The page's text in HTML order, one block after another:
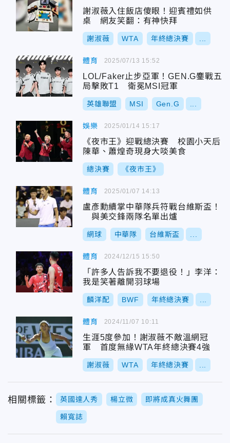
謝淑薇入住飯店傻眼！迎賓禮如供
桌 網友笑翻：有神快拜
謝淑薇 WTA 年終總決賽
體育
LOL/Faker止步亞軍！GEN.G鏖戰五
局擊敗T1 衛冕MSI冠軍
英雄聯盟 MSI Gen.G
2025/07/13 15:52
娛樂
《夜市王》迎戰總決賽 校園小天后
陳華、蕭煌奇現身大啖美食
總決賽 《夜市王》
2025/01/14 15:17
體育
盧彥勳續掌中華隊兵符戰台維斯盃！
與美交鋒兩隊名單出爐
網球 中華隊 台維斯盃
2025/01/07 14:13
體育
「許多人告訴我不要退役！」李洋：
我是笑著離開羽球場
麟洋配 BWF 年終總決賽
2024/12/15 15:50
體育
生涯5度參加！謝淑薇不敵溫網冠
軍 首度無緣WTA年終總決賽4強
謝淑薇 WTA 年終總決賽
2024/11/07 10:11
相關標籤： 英國達人秀 楊立微 即將成真火舞團
賴寬誌